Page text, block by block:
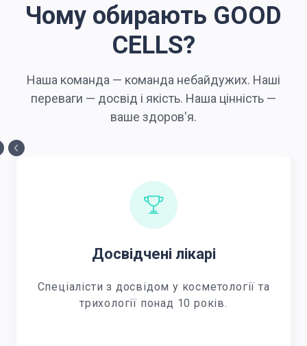
Чому обирають GOOD
CELLS?
Наша команда — команда небайдужих. Наші
переваги — досвід і якість. Наша цінність —
ваше здоров'я.
Досвідчені лікарі
Спеціалісти з досвідом у косметології та
трихології понад 10 років.